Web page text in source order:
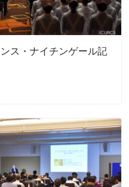
ス・ナイチンゲール記